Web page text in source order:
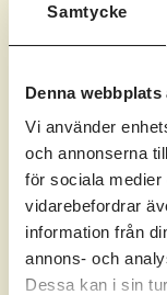
Samtycke
Denna
Vi använder
och annonserna
för sociala
vidarebefordrar
information från
annons- och
Dessa kan i sin
vi närliggande
Villan,om ni
Villa Hanna
endast att
LÄS MER OM